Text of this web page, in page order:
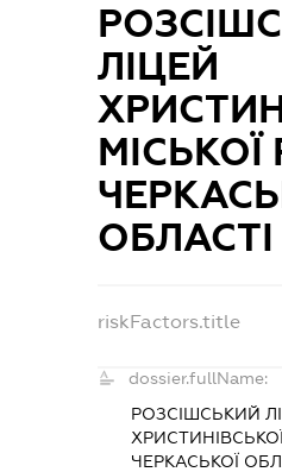
ЛІЦЕЙ
МІСЬКОЇ
ОБЛАСТІ
riskFactors.title
dossier.fullName:
РОЗСІШСЬКИЙ
ЧЕРКАСЬКОЇ